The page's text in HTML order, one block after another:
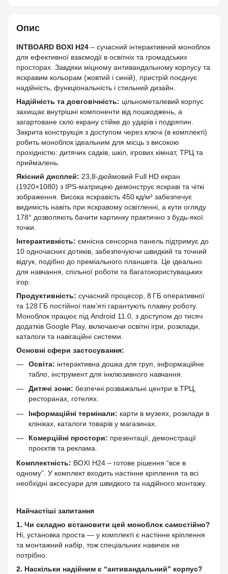
Опис
INTBOARD BOXI H24 – сучасний інтерактивний моноблок
для ефективної взаємодії в освітніх та громадських
просторах. Завдяки міцному антивандальному корпусу та
яскравим кольорам (жовтий і синій), пристрій поєднує
надійність, функціональність і стильний дизайн.
Надійність та довговічність: цільнометалевий корпус
захищає внутрішні компоненти від пошкоджень, а
загартоване скло екрану стійке до ударів і подряпин.
Закрита конструкція з доступом через ключі (в комплекті)
робить моноблок ідеальним для місць з високою
прохідністю: дитячих садків, шкіл, ігрових кімнат, ТРЦ та
приймалень.
Якісний дисплей: 23,8-дюймовий Full HD екран
(1920×1080) з IPS-матрицею демонструє яскраві та чіткі
зображення. Висока яскравість 450 кд/м² забезпечує
видимість навіть при яскравому освітленні, а кути огляду
178° дозволяють бачити картинку практично з будь-якої
точки.
Інтерактивність: ємнісна сенсорна панель підтримує до
10 одночасних дотиків, забезпечуючи швидкий та точний
відгук, подібно до преміального планшета. Це ідеально
для навчання, спільної роботи та багатокористувацьких
ігор.
Продуктивність: сучасний процесор, 8 ГБ оперативної
та 128 ГБ постійної пам’яті гарантують плавну роботу.
Моноблок працює під Android 11.0, з доступом до тисяч
додатків Google Play, включаючи освітні ігри, розклади,
каталоги та навігаційні системи.
Основні сфери застосування:
Освіта: інтерактивна дошка для груп, інформаційне
табло, інструмент для інклюзивного навчання.
Дитячі зони: безпечні розважальні центри в ТРЦ,
ресторанах, готелях.
Інформаційні термінали: карти в музеях, розклади в
клініках, каталоги товарів у магазинах.
Комерційні простори: презентації, демонстрації
проєктів та реклама.
Комплектність: BOXI H24 – готове рішення “все в
одному”. У комплект входить настінне кріплення та всі
необхідні аксесуари для швидкого та надійного монтажу.
Найчастіші запитання
1. Чи складно встановити цей моноблок самостійно?
Ні, установка проста — у комплекті є настінне кріплення
та монтажний набір, тож спеціальних навичок не
потрібно.
2. Наскільки надійним є “антивандальний” корпус?